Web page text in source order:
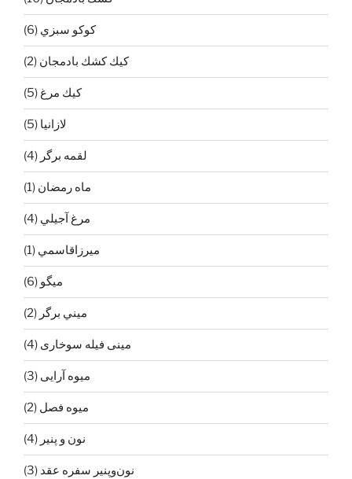
كوكو سبزي (6)
كيك كشك بادمجان (2)
كيك مرغ (5)
لازانيا (5)
لقمه برگر (4)
ماه رمضان (1)
مرغ آجيلي (4)
ميرزاقاسمي (1)
ميگو (6)
ميني برگر (2)
مینی فیله سوخاری (4)
میوه آرایی (3)
میوه فصل (2)
نون و پنیر (4)
نون‌و‌پنیر سفره عقد (3)